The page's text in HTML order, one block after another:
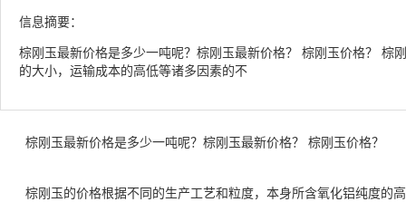
信息摘要：
棕刚玉最新价格是多少一吨呢？棕刚玉最新价格？ 棕刚玉价格？
的大小，运输成本的高低等诸多因素的不
棕刚玉最新价格是多少一吨呢？棕刚玉最新价格？ 棕刚玉价格？
棕刚玉的价格根据不同的生产工艺和粒度，本身所含氧化铝纯度的